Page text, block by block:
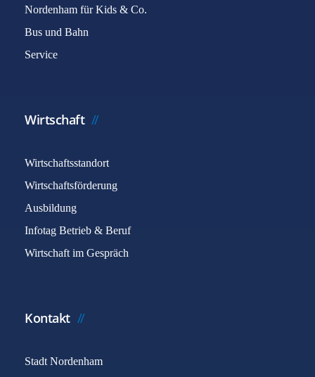
Nordenham für Kids & Co.
Bus und Bahn
Service
Wirtschaft
Wirtschaftsstandort
Wirtschaftsförderung
Ausbildung
Infotag Betrieb & Beruf
Wirtschaft im Gespräch
Kontakt
Stadt Nordenham